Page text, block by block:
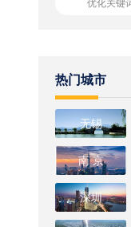
优化关键
热门城市
无锡
南 京
深圳